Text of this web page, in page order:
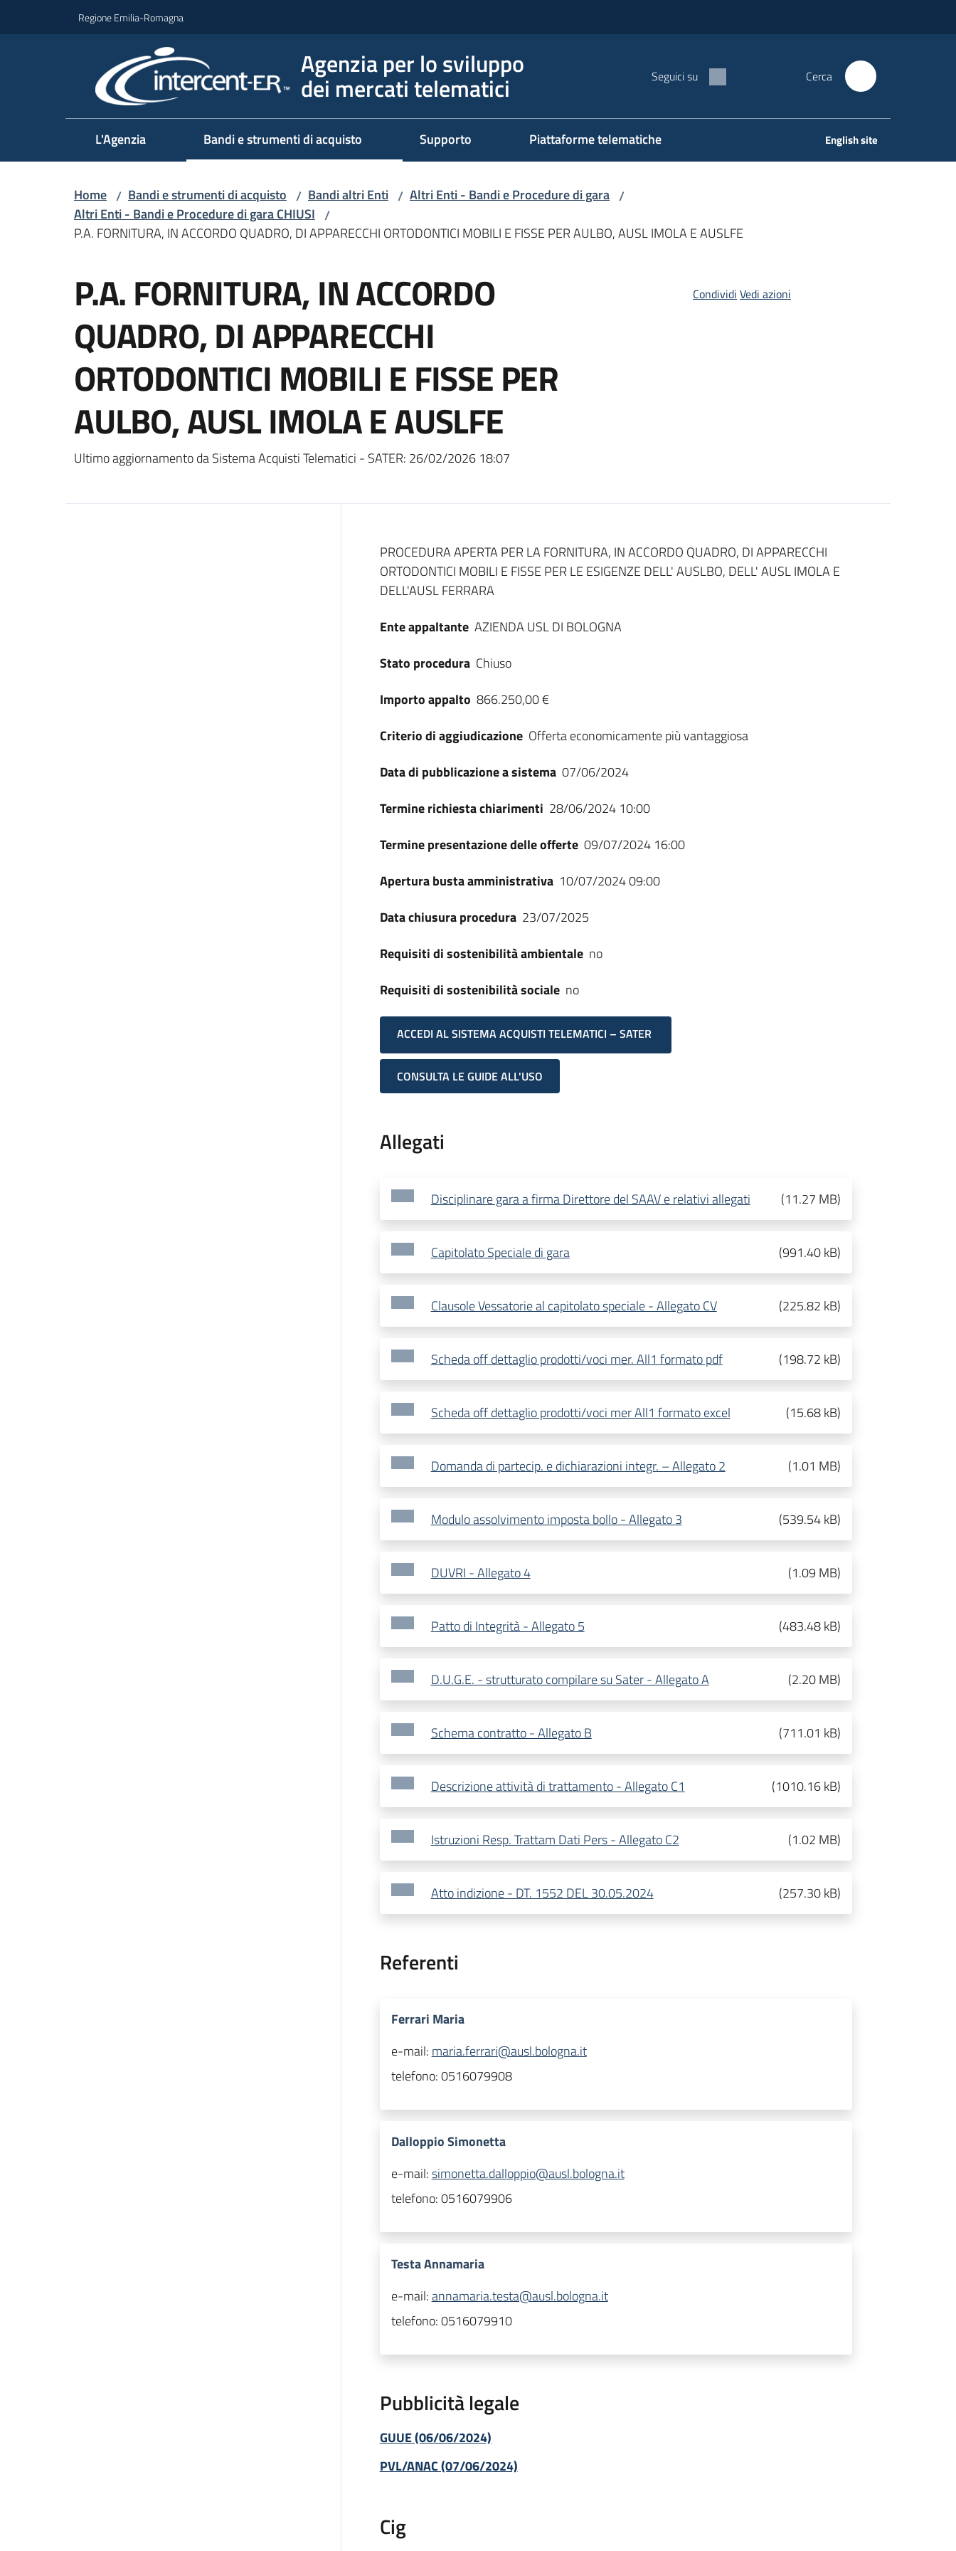
Regione Emilia-Romagna
Agenzia per lo sviluppo
dei mercati telematici Seguici su Cerca
L'Agenzia Bandi e strumenti di acquisto Supporto Piattaforme telematiche English site
Home / Bandi e strumenti di acquisto / Bandi altri Enti / Altri Enti - Bandi e Procedure di gara /
Altri Enti - Bandi e Procedure di gara CHIUSI /
P.A. FORNITURA, IN ACCORDO QUADRO, DI APPARECCHI ORTODONTICI MOBILI E FISSE PER AULBO, AUSL IMOLA E AUSLFE
P.A. FORNITURA, IN ACCORDO
QUADRO, DI APPARECCHI
ORTODONTICI MOBILI E FISSE PER
AULBO, AUSL IMOLA E AUSLFE
Ultimo aggiornamento da Sistema Acquisti Telematici - SATER: 26/02/2026 18:07
Condividi Vedi azioni
Dati del bando
PROCEDURA APERTA PER LA FORNITURA, IN ACCORDO QUADRO, DI APPARECCHI
ORTODONTICI MOBILI E FISSE PER LE ESIGENZE DELL' AUSLBO, DELL' AUSL IMOLA E
DELL'AUSL FERRARA
Ente appaltante AZIENDA USL DI BOLOGNA
Stato procedura Chiuso
Importo appalto 866.250,00 €
Criterio di aggiudicazione Offerta economicamente più vantaggiosa
Data di pubblicazione a sistema 07/06/2024
Termine richiesta chiarimenti 28/06/2024 10:00
Termine presentazione delle offerte 09/07/2024 16:00
Apertura busta amministrativa 10/07/2024 09:00
Data chiusura procedura 23/07/2025
Requisiti di sostenibilità ambientale no
Requisiti di sostenibilità sociale no
ACCEDI AL SISTEMA ACQUISTI TELEMATICI – SATER
CONSULTA LE GUIDE ALL'USO
Allegati
Disciplinare gara a firma Direttore del SAAV e relativi allegati (11.27 MB)
Capitolato Speciale di gara (991.40 kB)
Clausole Vessatorie al capitolato speciale - Allegato CV (225.82 kB)
Scheda off dettaglio prodotti/voci mer. All1 formato pdf (198.72 kB)
Scheda off dettaglio prodotti/voci mer All1 formato excel (15.68 kB)
Domanda di partecip. e dichiarazioni integr. – Allegato 2 (1.01 MB)
Modulo assolvimento imposta bollo - Allegato 3 (539.54 kB)
DUVRI - Allegato 4 (1.09 MB)
Patto di Integrità - Allegato 5 (483.48 kB)
D.U.G.E. - strutturato compilare su Sater - Allegato A (2.20 MB)
Schema contratto - Allegato B (711.01 kB)
Descrizione attività di trattamento - Allegato C1 (1010.16 kB)
Istruzioni Resp. Trattam Dati Pers - Allegato C2 (1.02 MB)
Atto indizione - DT. 1552 DEL 30.05.2024 (257.30 kB)
Referenti
Ferrari Maria
e-mail: maria.ferrari@ausl.bologna.it
telefono:0516079908
Dalloppio Simonetta
e-mail:simonetta.dalloppio@ausl.bologna.it
telefono:0516079906
Testa Annamaria
e-mail:annamaria.testa@ausl.bologna.it
telefono:0516079910
Pubblicità legale
GUUE (06/06/2024)
PVL/ANAC (07/06/2024)
Cig